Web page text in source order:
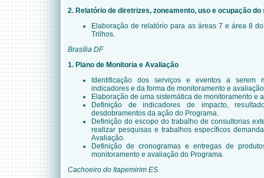
2. Relatório de diretrizes, zoneamento, uso e ocupação
Elaboração de relatório para as áreas 7 e área 8
Trilhos.
Brasília DF
1. Plano de Monitoria e Avaliação
Identificação dos serviços e eventos a serem
indicadores e da forma de monitoramento e
Elaboração de uma sistemática de monitoramento e
Definição de indicadores de impacto,
desdobramentos da ação do Programa.
Definição do escopo do trabalho de consultorias
realizar pesquisas e trabalhos específicos
Avaliação.
Definição de cronogramas e entregas de
monitoramento e avaliação do Programa.
Cachoeiro do Itapemirim ES